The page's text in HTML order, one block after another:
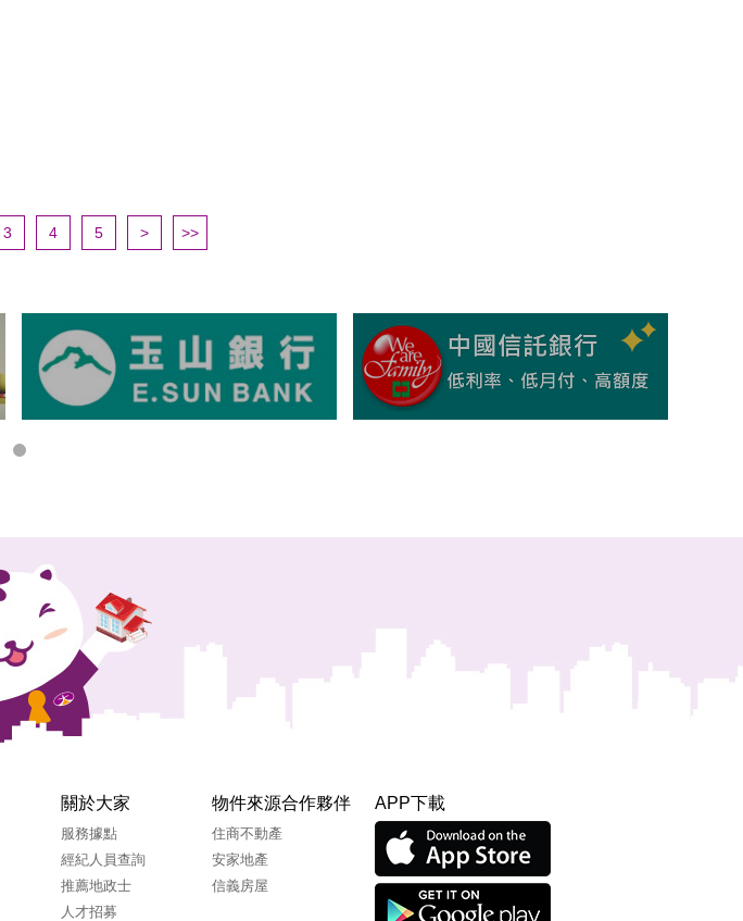
3 4 5 > >>
關於大家
服務據點
經紀人員查詢
推薦地政士
人才招募
物件來源合作夥伴
住商不動產
安家地產
信義房屋
APP下載
Apple